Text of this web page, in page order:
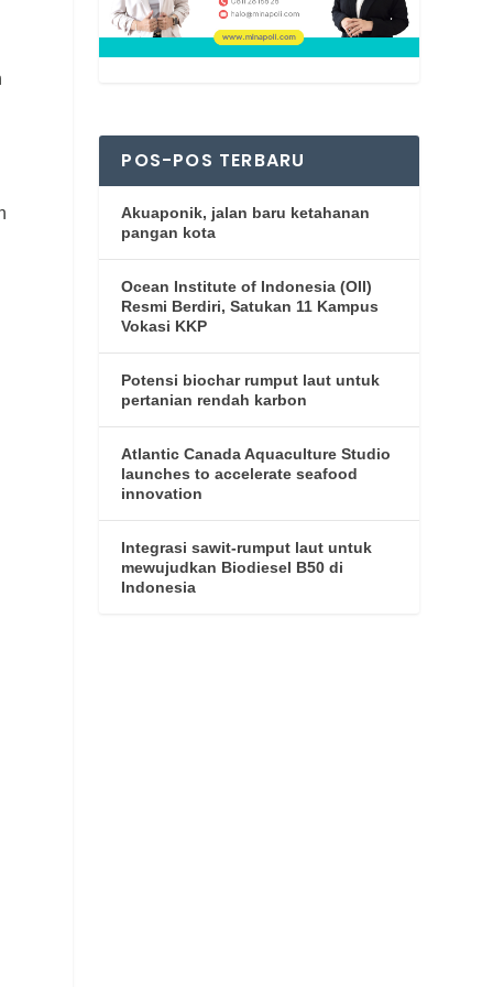
POS-POS TERBARU
Akuaponik, jalan baru ketahanan
pangan kota
Ocean Institute of Indonesia (OII)
Resmi Berdiri, Satukan 11 Kampus
Vokasi KKP
Potensi biochar rumput laut untuk
pertanian rendah karbon
Atlantic Canada Aquaculture Studio
launches to accelerate seafood
innovation
Integrasi sawit-rumput laut untuk
mewujudkan Biodiesel B50 di
Indonesia